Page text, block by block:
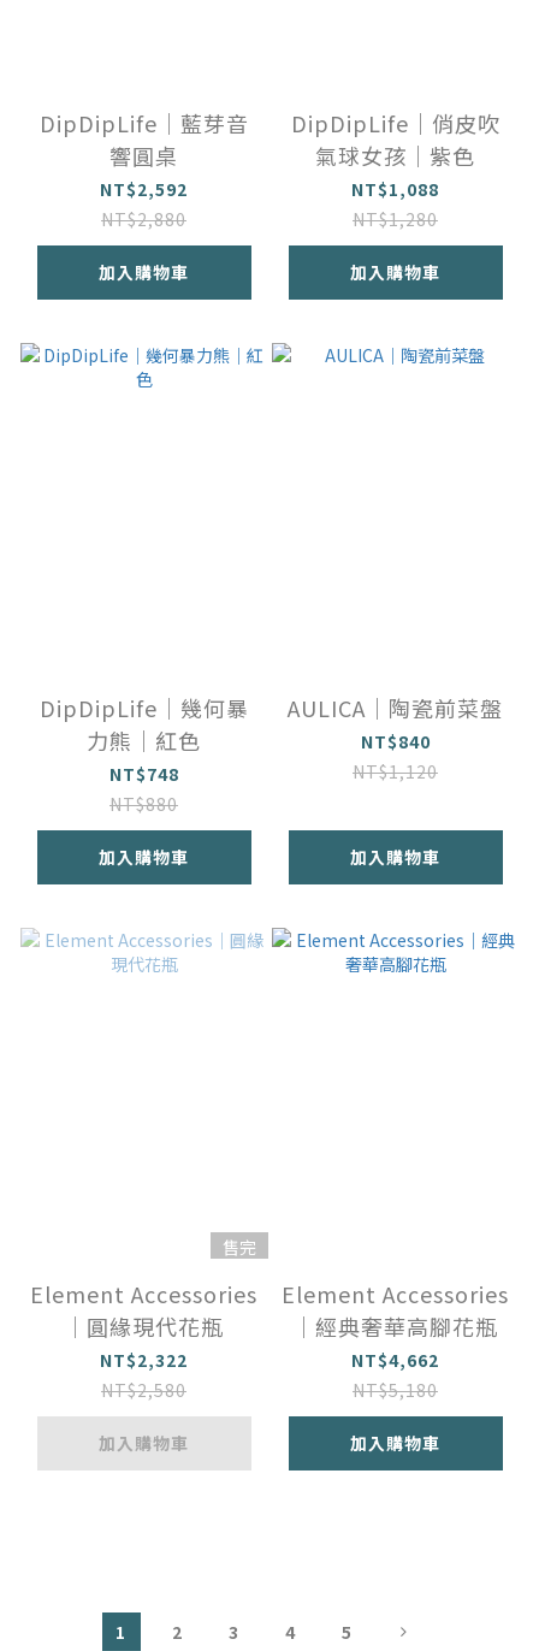
DipDipLife｜藍芽音
響圓桌
NT$2,592
NT$2,880
加入購物車
DipDipLife｜俏皮吹
氣球女孩｜紫色
NT$1,088
NT$1,280
加入購物車
DipDipLife｜幾何暴
力熊｜紅色
NT$748
NT$880
加入購物車
AULICA｜陶瓷前菜盤
NT$840
NT$1,120
加入購物車
售完
Element Accessories
｜圓緣現代花瓶
NT$2,322
NT$2,580
加入購物車
Element Accessories
｜經典奢華高腳花瓶
NT$4,662
NT$5,180
加入購物車
1 2 3 4 5